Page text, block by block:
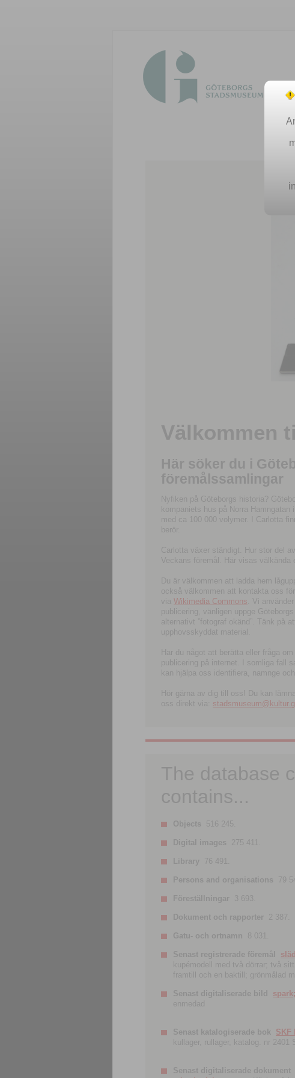
Välkommen
Här söker du i
föremålssamlingar
Nyfiken på Göteborgs historia?
kompaniets hus på Norra
med ca 100 000 volymer. I Carlotta
berör.
Carlotta växer ständigt. Hur stor del
Veckans föremål. Här visas
Du är välkommen att ladda hem
också välkommen att kontakta oss
via Wikimedia Commons . Vi
publicering, vänligen uppge
alternativt ”fotograf okänd”. Tänk på
upphovsskyddat material.
Har du något att berätta eller fråga
publicering på internet. I somliga fall
kan hjälpa oss identifiera, namnge
Hör gärna av dig till oss! Du kan
oss direkt via:
The database
contains...
Objects 516 245.
Digital images 275 411.
Library 76 491.
Persons and organisations 79
Föreställningar 3 693.
Dokument och rapporter 2 387.
Gatu- och ortnamn 8 031.
Senast registrerade föremål
kupémodell med två dörrar; två
framtill och en baktill; grönmålad
Senast digitaliserade bild
enmedad
Senast katalogiserade bok SKF
kullager, rullager, katalog. nr 2401
Senast digitaliserade dokument